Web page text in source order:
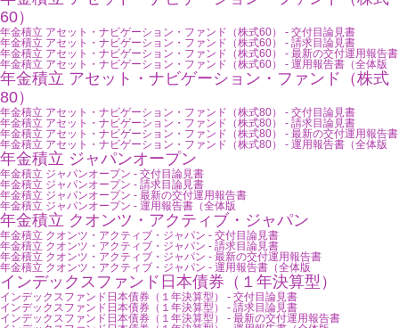
60）
年金積立 アセット・ナビゲーション・ファンド（株式60） - 交付目論見書
年金積立 アセット・ナビゲーション・ファンド（株式60） - 請求目論見書
年金積立 アセット・ナビゲーション・ファンド（株式60） - 最新の交付運用報告書
年金積立 アセット・ナビゲーション・ファンド（株式60） - 運用報告書（全体版
年金積立 アセット・ナビゲーション・ファンド（株式
80）
年金積立 アセット・ナビゲーション・ファンド（株式80） - 交付目論見書
年金積立 アセット・ナビゲーション・ファンド（株式80） - 請求目論見書
年金積立 アセット・ナビゲーション・ファンド（株式80） - 最新の交付運用報告書
年金積立 アセット・ナビゲーション・ファンド（株式80） - 運用報告書（全体版
年金積立 ジャパンオープン
年金積立 ジャパンオープン - 交付目論見書
年金積立 ジャパンオープン - 請求目論見書
年金積立 ジャパンオープン - 最新の交付運用報告書
年金積立 ジャパンオープン - 運用報告書（全体版
年金積立 クオンツ・アクティブ・ジャパン
年金積立 クオンツ・アクティブ・ジャパン - 交付目論見書
年金積立 クオンツ・アクティブ・ジャパン - 請求目論見書
年金積立 クオンツ・アクティブ・ジャパン - 最新の交付運用報告書
年金積立 クオンツ・アクティブ・ジャパン - 運用報告書（全体版
インデックスファンド日本債券（１年決算型）
インデックスファンド日本債券（１年決算型） - 交付目論見書
インデックスファンド日本債券（１年決算型） - 請求目論見書
インデックスファンド日本債券（１年決算型） - 最新の交付運用報告書